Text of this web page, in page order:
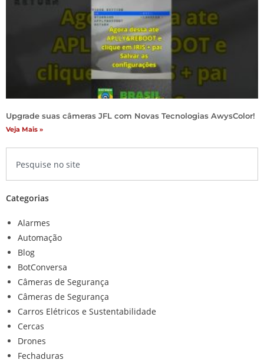
Upgrade suas câmeras JFL com Novas Tecnologias AwysColor!
Veja Mais »
Categorias
Alarmes
Automação
Blog
BotConversa
Câmeras de Segurança
Câmeras de Segurança
Carros Elétricos e Sustentabilidade
Cercas
Drones
Fechaduras